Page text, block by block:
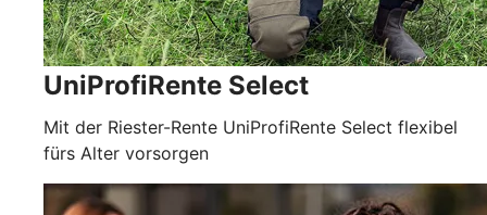
UniProfiRente Select
Mit der Riester-Rente UniProfiRente Select flexibel
fürs Alter vorsorgen